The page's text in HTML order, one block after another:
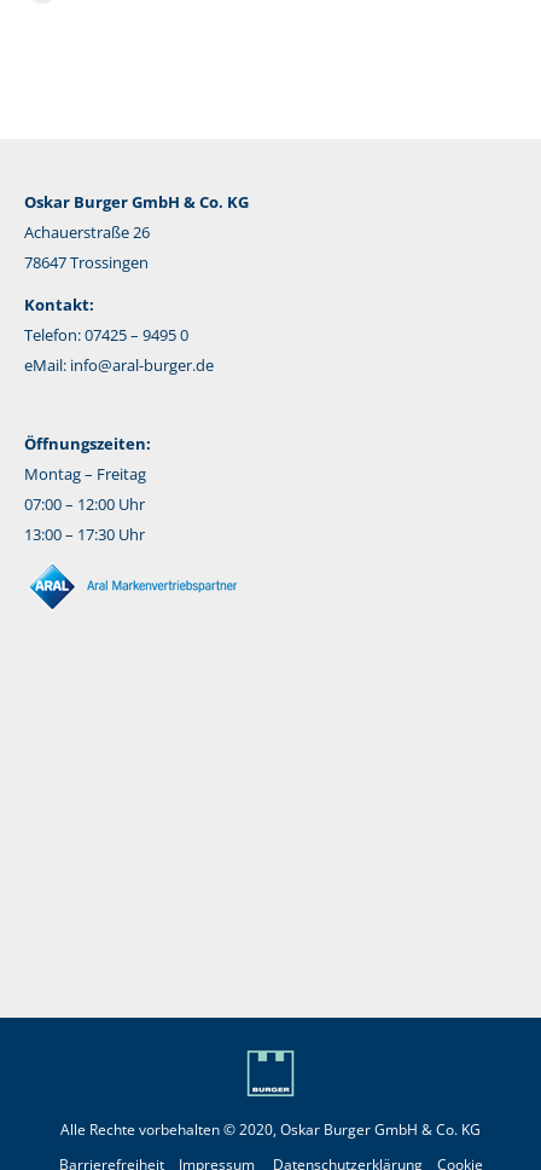
Oskar Burger GmbH & Co. KG
Achauerstraße 26
78647 Trossingen
Kontakt:
Telefon: 07425 – 9495 0
eMail: info@aral-burger.de
Öffnungszeiten:
Montag – Freitag
07:00 – 12:00 Uhr
13:00 – 17:30 Uhr
Alle Rechte vorbehalten © 2020, Oskar Burger GmbH & Co. KG
Barrierefreiheit
Impressum Datenschutzerklärung Cookie